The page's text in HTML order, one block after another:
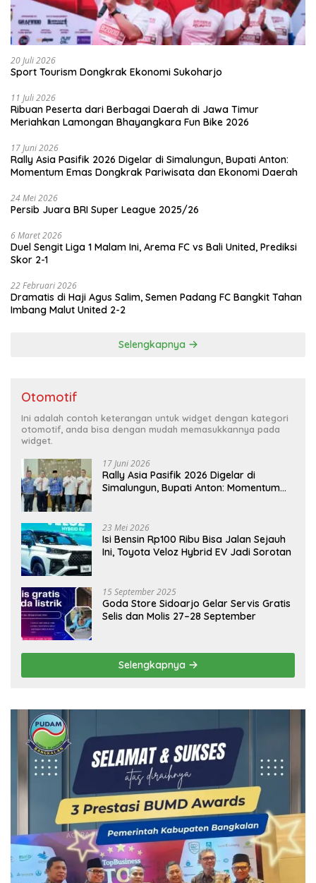
20 Juli 2026
Sport Tourism Dongkrak Ekonomi Sukoharjo
11 Juli 2026
Ribuan Peserta dari Berbagai Daerah di Jawa Timur
Meriahkan Lamongan Bhayangkara Fun Bike 2026
17 Juni 2026
Rally Asia Pasifik 2026 Digelar di Simalungun, Bupati Anton:
Momentum Emas Dongkrak Pariwisata dan Ekonomi Daerah
24 Mei 2026
Persib Juara BRI Super League 2025/26
6 Maret 2026
Duel Sengit Liga 1 Malam Ini, Arema FC vs Bali United, Prediksi
Skor 2-1
22 Februari 2026
Dramatis di Haji Agus Salim, Semen Padang FC Bangkit Tahan
Imbang Malut United 2-2
Selengkapnya
Otomotif
Ini adalah contoh keterangan untuk widget dengan kategori
otomotif, anda bisa dengan mudah memasukkannya pada
widget.
17 Juni 2026
Rally Asia Pasifik 2026 Digelar di
Simalungun, Bupati Anton: Momentum
23 Mei 2026
Isi Bensin Rp100 Ribu Bisa Jalan Sejauh
Ini, Toyota Veloz Hybrid EV Jadi Sorotan
15 September 2025
Goda Store Sidoarjo Gelar Servis Gratis
Selis dan Molis 27–28 September
Selengkapnya